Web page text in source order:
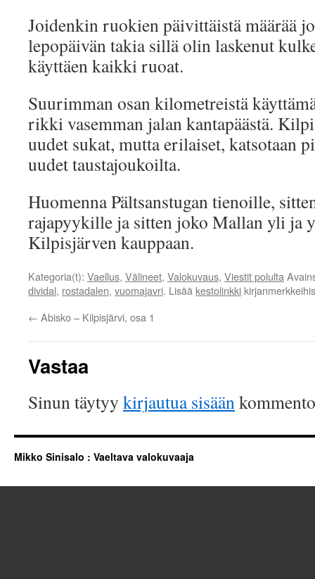
Joidenkin ruokien päivittäistä määrää
lepopäivän takia sillä olin laskenut
käyttäen kaikki ruoat.
Suurimman osan kilometreistä
rikki vasemman jalan kantapäästä.
uudet sukat, mutta erilaiset, katsotaan
uudet taustajoukoilta.
Huomenna Pältsanstugan tienoille,
rajapyykille ja sitten joko Mallan yli ja
Kilpisjärven kauppaan.
Kategoria(t): Vaellus, Välineet, Valokuvaus, Viestit polulta
dividal, rostadalen, vuomajavri. Lisää kestolinkki
← Abisko – Kilpisjärvi, osa 1
Vastaa
Sinun täytyy kirjautua sisään
Mikko Sinisalo : Vaeltava valokuvaaja